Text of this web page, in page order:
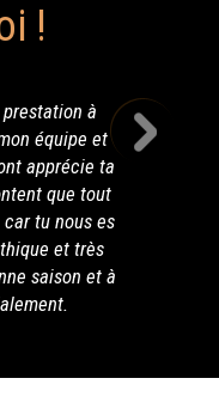
!
à
équipe et
apprécie ta
que tout
tu nous es
et très
saison et à